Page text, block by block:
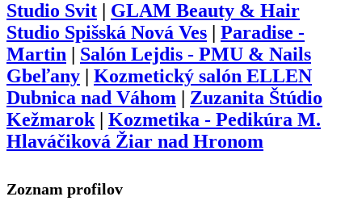
Studio Svit
GLAM Beauty & Hair
Studio Spišská Nová Ves
Paradise -
Martin
Salón Lejdis - PMU & Nails
Gbeľany
Kozmetický salón ELLEN
Dubnica nad Váhom
Zuzanita Štúdio
Kežmarok| Kozmetika - Pedikúra M.
Hlaváčiková Žiar nad Hronom
Zoznam profilov